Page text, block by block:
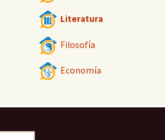
Literatura
Filosofía
Economía